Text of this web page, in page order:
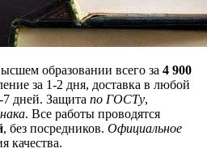
образовании всего за 4 900
за 1-2 дня, доставка в любой
7 дней. Защита по ГОСТу,
. Все работы проводятся
, без посредников. Официальное
качества.